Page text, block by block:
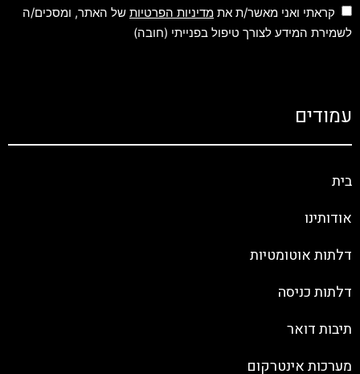
קראתי ואני מאשר/ת את מדיניות הפרטיות של האתר, ומסכים/ה
לשמירת המידע לצורך טיפול בפנייתי (חובה)
עמודים
בית
אודותינו
דלתות אוטומטיות
דלתות כניסה
תיבות דואר
מערכות אינטרקום